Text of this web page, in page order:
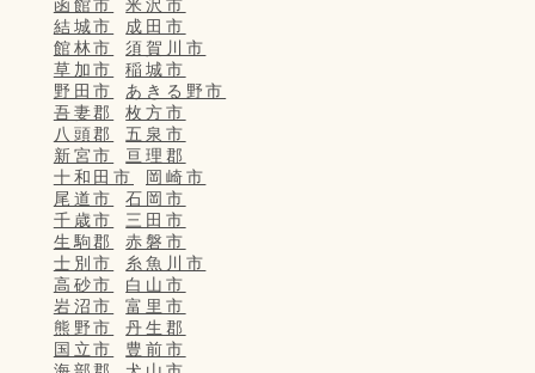
函館市
米沢市
結城市
成田市
館林市
須賀川市
草加市
稲城市
野田市
あきる野市
吾妻郡
枚方市
八頭郡
五泉市
新宮市
亘理郡
十和田市
岡崎市
尾道市
石岡市
千歳市
三田市
生駒郡
赤磐市
士別市
糸魚川市
高砂市
白山市
岩沼市
富里市
熊野市
丹生郡
国立市
豊前市